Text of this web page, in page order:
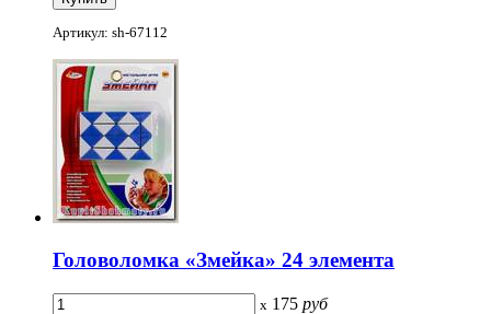
Артикул: sh-67112
Головоломка «Змейка» 24 элемента
x 175 руб